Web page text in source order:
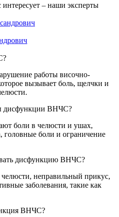
интересует – наши эксперты
работы височно-
вызывает боль, щелчки и
дисфункции ВНЧС?
боли в челюсти и ушах,
боли и ограничение
дисфункцию ВНЧС?
неправильный прикус,
заболевания, такие как
ВНЧС?